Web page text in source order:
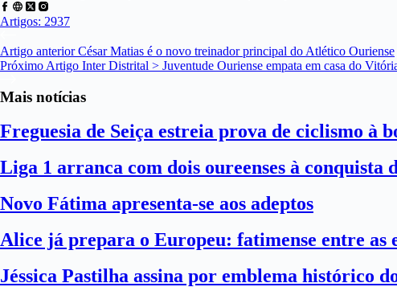
Artigos: 2937
Artigo anteriorCésar Matias é o novo treinador principal do Atlético Ouriense
Próximo Artigo Inter Distrital > Juventude Ouriense empata em casa do
Mais notícias
Freguesia de Seiça estreia prova de ciclismo à
Liga 1 arranca com dois oureenses à conquista
Novo Fátima apresenta-se aos adeptos
Alice já prepara o Europeu: fatimense entre as
Jéssica Pastilha assina por emblema histórico